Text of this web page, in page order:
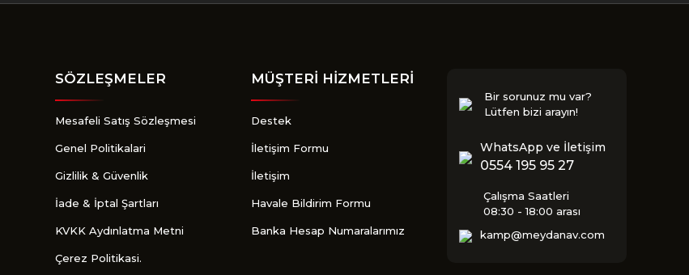
SÖZLEŞMELER
Mesafeli Satış Sözleşmesi
Genel Politikalari
Gizlilik & Güvenlik
İade & İptal Şartları
KVKK Aydınlatma Metni
Çerez Politikasi.
MÜŞTERİ HİZMETLERİ
Destek
İletişim Formu
İletişim
Havale Bildirim Formu
Banka Hesap Numaralarımız
Bir sorunuz mu var?
Lütfen bizi arayın!
WhatsApp ve İletişim
0554 195 95 27
Çalışma Saatleri
08:30 - 18:00 arası
kamp@meydanav.com